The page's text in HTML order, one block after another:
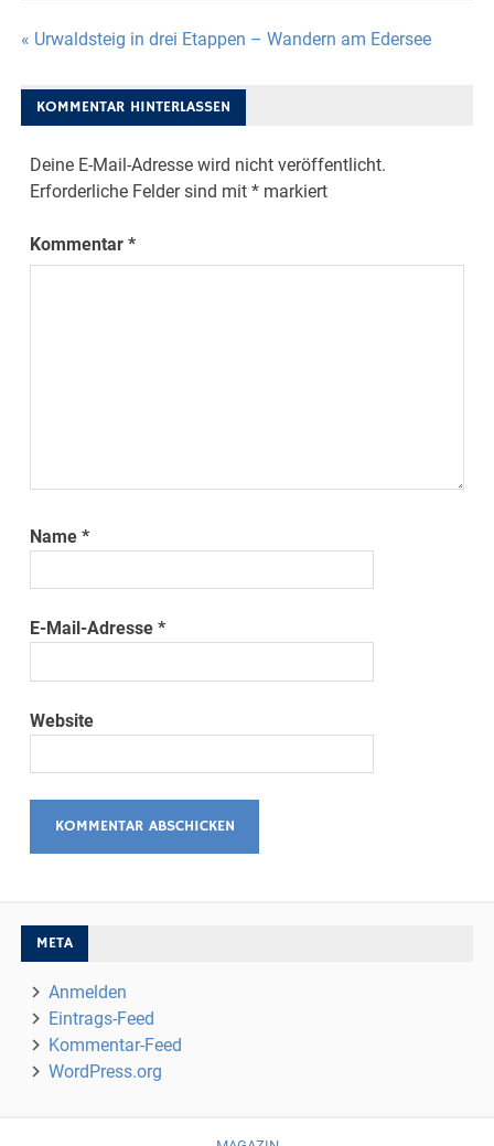
Beitragsnavigation
« Urwaldsteig in drei Etappen – Wandern am Edersee
KOMMENTAR HINTERLASSEN
Deine E-Mail-Adresse wird nicht veröffentlicht.
Erforderliche Felder sind mit* markiert
Kommentar*
Name*
E-Mail-Adresse*
Website
META
Anmelden
Eintrags-Feed
Kommentar-Feed
WordPress.org